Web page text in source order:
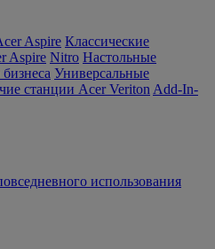
Aspire Классические
Aspire Nitro Настольные
Универсальные
станции Acer Veriton Add-In-
использования